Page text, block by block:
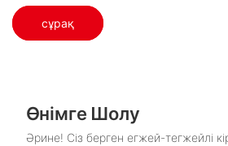
сұрақ
Өнімге Шолу
Әрине! Сіз берген егжей-тегжейлі